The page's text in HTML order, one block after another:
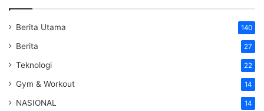
Berita Utama 140
Berita 27
Teknologi 22
Gym & Workout 14
NASIONAL 14